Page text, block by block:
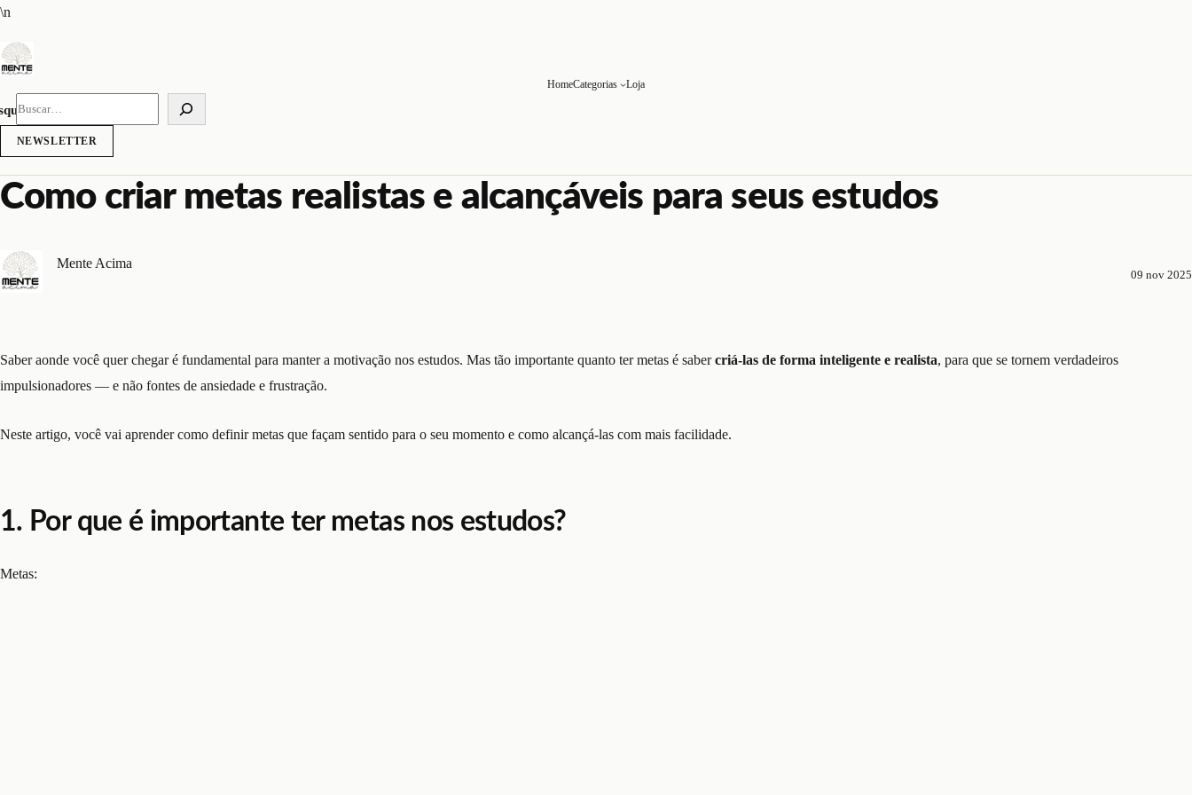
\n
o
HomeCategorias Loja
NEWSLETTER
Como criar metas realistas e alcançáveis para seus estudos
Mente Acima
09 nov 2025
Saber aonde você quer chegar é fundamental para manter a motivação nos estudos. Mas tão importante quanto ter metas é sabercriá-las de forma inteligente e realista, para que se tornem verdadeiros
impulsionadores — e não fontes de ansiedade e frustração.
Neste artigo, você vai aprender como definir metas que façam sentido para o seu momento e como alcançá-las com mais facilidade.
1. Por que é importante ter metas nos estudos?
Metas: